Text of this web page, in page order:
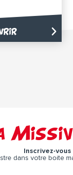
Inscrivez-
dans votre boite